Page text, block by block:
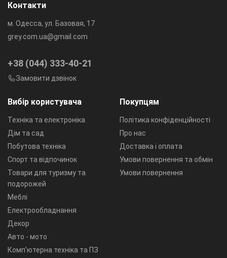
Вибір користувача
Техніка та електроніка
Дім та сад
Побутова техніка
Спорт та відпочинок
Товари для туризму та
подорожей
Меблі
Електрообладнання
Декор
Авто - мото
Комп'ютерна техніка та ПЗ
Покупцям
Політика конфіденційності
Про нас
Доставка і оплата
Умови повернення та обмін
Умови повернення
Контакти
м. Одесса, ул. Базовая, 17
grey.com.ua@gmail.com
+38 (044) 333-40-21
Замовити дзвінок